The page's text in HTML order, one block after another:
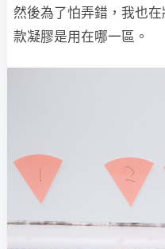
然後為了怕弄錯，我也
款凝膠是用在哪一區。